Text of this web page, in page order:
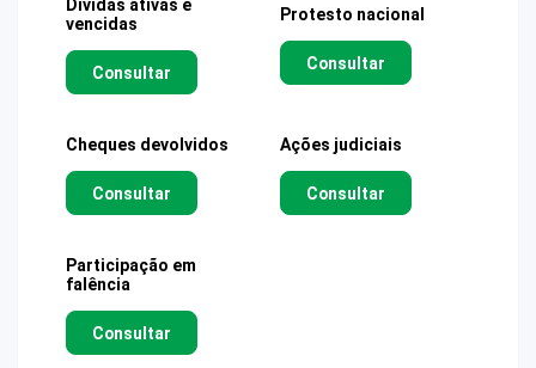
Dívidas ativas e
vencidas
Consultar
Protesto nacional
Consultar
Cheques devolvidos
Consultar
Ações judiciais
Consultar
Participação em
falência
Consultar